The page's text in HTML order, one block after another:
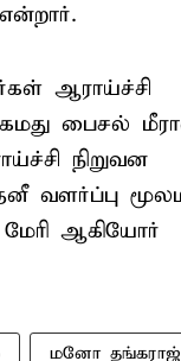
ஆராய்ச்சி
பைசல்
நிறுவன
வளர்ப்பு
மேரி ஆகியோர்
மனோ தங்கராஜ்